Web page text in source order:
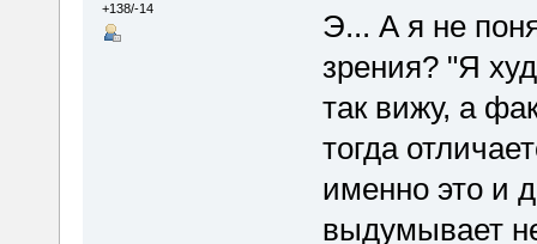
+138/-14
Э... А я не
зрения? "Я
так вижу, а
тогда
именно это и
выдумывает